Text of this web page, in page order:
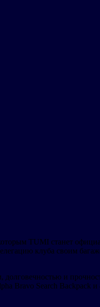
TUMI станет
клуба своим
долговечностью и
Bravo Search Backpack и